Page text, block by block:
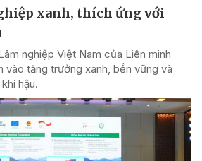
xanh, thích ứng với
nghiệp Việt Nam của Liên minh
vào tăng trưởng xanh, bền vững và
hậu.